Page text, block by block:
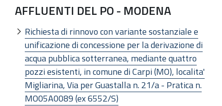
AFFLUENTI DEL PO - MODENA
Richiesta di rinnovo con variante sostanziale e
unificazione di concessione per la derivazione di
acqua pubblica sotterranea, mediante quattro
pozzi esistenti, in comune di Carpi (MO), localita'
Migliarina, Via per Guastalla n. 21/a - Pratica n.
MO05A0089 (ex 6552/S)